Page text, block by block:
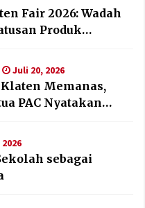
Fair 2026: Wadah
Produk
Juli 20, 2026
Memanas,
PAC Nyatakan
sebagai